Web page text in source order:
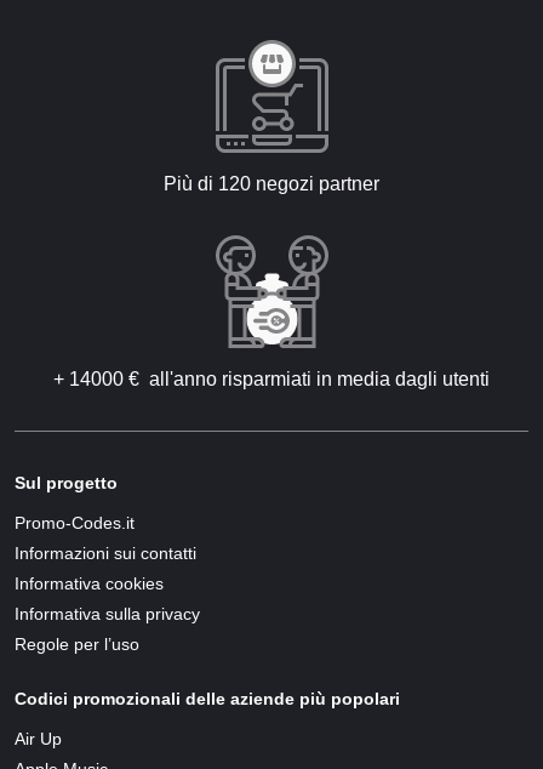
Più di 120 negozi partner
+ 14000 € all'anno risparmiati in media dagli utenti
Sul progetto
Promo-Codes.it
Informazioni sui contatti
Informativa cookies
Informativa sulla privacy
Regole per l’uso
Codici promozionali delle aziende più popolari
Air Up